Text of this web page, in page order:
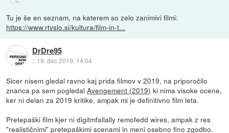
Tu je še en seznam, na katerem so zelo zanimivi filmi:
https://www.rtvslo.si/kultura/film-in-t...
DrDre95
:: 19. dec 2019, 14:04
Sicer nisem gledal ravno kaj prida filmov v 2019, na priporočilo
znanca pa sem pogledalAvengement (2019) ki nima visoke ocene,
ker ni delan za 2019 kritike, ampak mi je definitivno film leta.
Pretepaški film kjer ni digitmfallally remofedd wires, ampak z res
"realističnimi" pretepaškimi scenami in meni osebno fino zgodbo.